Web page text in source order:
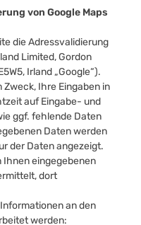
von Google Maps
die Adressvalidierung
Limited, Gordon
Irland „Google“).
Ihre Eingaben in
auf Eingabe- und
ggf. fehlende Daten
Daten werden
der Daten angezeigt.
Ihnen eingegebenen
dort
an den
werden: